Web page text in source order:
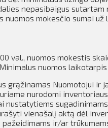
nepasibaigus
nuomos mokesčio sumai
val., nuomos mokestis
Minimalus nuomos laikotarpis
grąžinamas Nuomotojui
nurodomi
nustatytiems
vienašalį aktą dėl
ir/ar